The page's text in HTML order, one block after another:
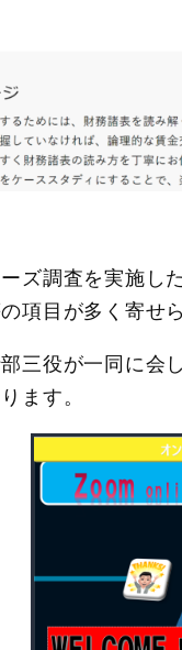
ズ調査を実施し
項目が多く寄せら
三役が一同に会
ます。